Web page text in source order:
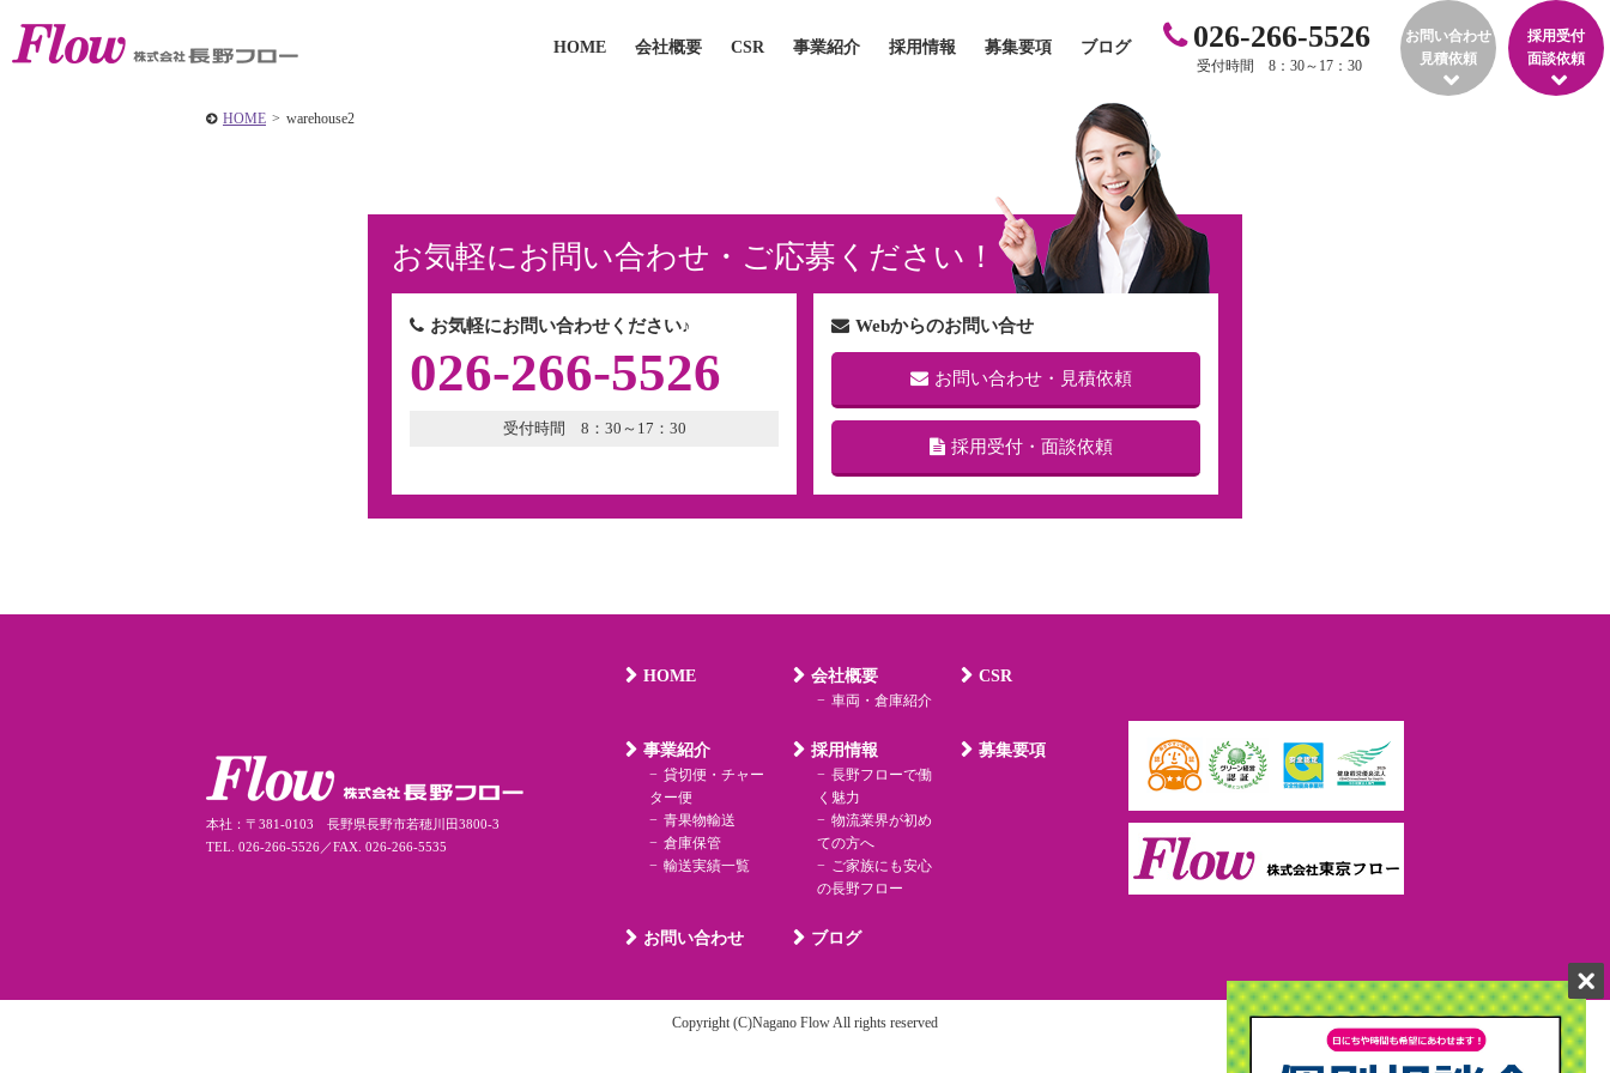
HOME 会社概要 CSR 事業紹介 採用情報 募集要項 ブログ 026-266-5526
受付時間 8：30～17：30
お問い合わせ
見積依頼
採用受付
面談依頼
HOME > warehouse2
お気軽にお問い合わせ・ご応募ください！
お気軽にお問い合わせください♪
026-266-5526
受付時間 8：30～17：30
Webからのお問い合せ
お問い合わせ・見積依頼
採用受付・面談依頼
本社：〒381-0103 長野県長野市若穂川田3800-3
TEL. 026-266-5526／FAX. 026-266-5535
HOME 会社概要
車両・倉庫紹介
CSR
事業紹介
貸切便・チャー
ター便
青果物輸送
倉庫保管
輸送実績一覧
採用情報
長野フローで働
く魅力
物流業界が初め
ての方へ
ご家族にも安心
の長野フロー
募集要項
お問い合わせ ブログ
Copyright (C)Nagano Flow All rights reserved